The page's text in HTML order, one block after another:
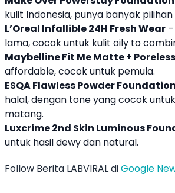
kulit Indonesia, punya banyak
L’Oreal Infallible 24H Fresh Wear
lama, cocok untuk kulit oily to
Maybelline Fit Me Matte + Poreless
affordable, cocok untuk pemula.
ESQA Flawless Powder Foundation
halal, dengan tone yang cocok
matang.
Luxcrime 2nd Skin Luminous
untuk hasil dewy dan natural.
Follow Berita LABVIRAL diGoogle